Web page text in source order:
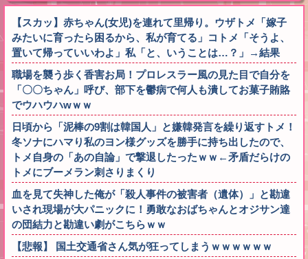
【スカッ】赤ちゃん(女児)を連れて里帰り。ウザトメ「嫁子
みたいに育ったら困るから、私が育てる」コトメ「そうよ、
置いて帰っていいわよ」私「と、いうことは…？」→結果
職場を襲う歩く香害お局！プロレスラー風の見た目で自分を
「〇〇ちゃん」呼び、部下を鬱病で何人も潰してお菓子賄賂
でウハウハwｗｗ
日頃から「泥棒の9割は韓国人」と嫌韓発言を繰り返すトメ！
冬ソナにハマり私のヨン様グッズを勝手に持ち出したので、
トメ自身の「あの自論」で撃退したったｗｗ←矛盾だらけの
トメにブーメラン刺さりまくり
血を見て失神した俺が「殺人事件の被害者（遺体）」と勘違
いされ現場が大パニックに！勇敢なおばちゃんとオジサン達
の団結力と勘違い劇がこちらｗｗ
【悲報】 国土交通省さん気が狂ってしまうｗｗｗｗｗｗ